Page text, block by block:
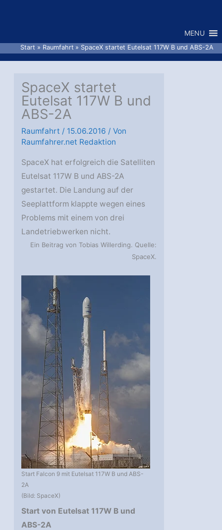
MENU
Start Raumfahrt SpaceX startet Eutelsat 117W B und ABS-2A
SpaceX startet
Eutelsat 117W B und
ABS-2A
Raumfahrt / 15.06.2016 / Von
Raumfahrer.net Redaktion
SpaceX hat erfolgreich die Satelliten
Eutelsat 117W B und ABS-2A
gestartet. Die Landung auf der
Seeplattform klappte wegen eines
Problems mit einem von drei
Landetriebwerken nicht.
Ein Beitrag von Tobias Willerding. Quelle:
SpaceX.
Start Falcon 9 mit Eutelsat 117W B und ABS-
2A
(Bild: SpaceX)
Start von Eutelsat 117W B und
ABS-2A